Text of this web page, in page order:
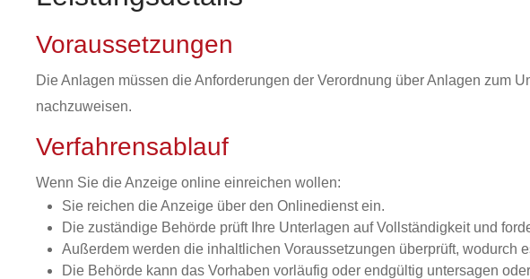
Voraussetzungen
Die Anlagen müssen die Anforderungen der Verordnung über Anlagen zum
nachzuweisen.
Verfahrensablauf
Wenn Sie die Anzeige online einreichen wollen:
Sie reichen die Anzeige über den Onlinedienst ein.
Die zuständige Behörde prüft Ihre Unterlagen auf Vollständigkeit und
Außerdem werden die inhaltlichen Voraussetzungen überprüft, wodurch
Die Behörde kann das Vorhaben vorläufig oder endgültig untersagen